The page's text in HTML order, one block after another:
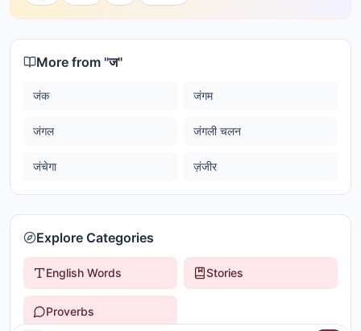
More from "ज"
जंक जंगम
जंगल जंगली चलन
जंचेगा ज़ंजीर
Explore Categories
English Words Stories
Proverbs